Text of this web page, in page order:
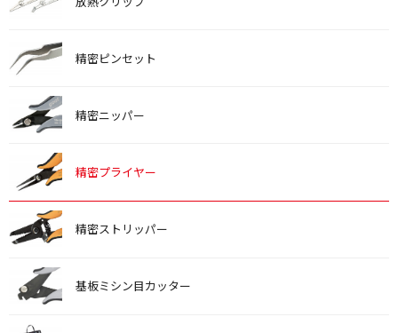
精密ピンセット
精密ニッパー
精密プライヤー
精密ストリッパー
基板ミシン目カッター